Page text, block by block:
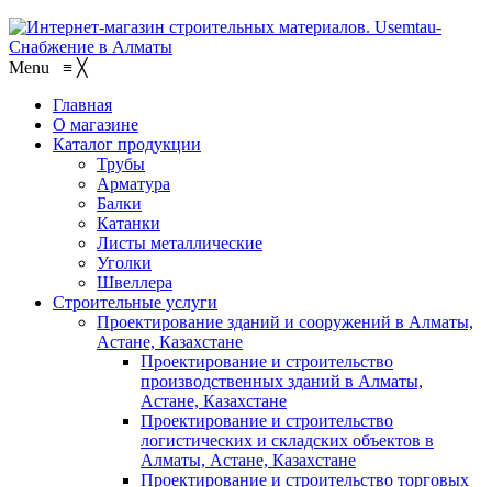
Menu ≡ ╳
Главная
О магазине
Каталог продукции
Трубы
Арматура
Балки
Катанки
Листы металлические
Уголки
Швеллера
Строительные услуги
Проектирование зданий и сооружений в Алматы,
Астане, Казахстане
Проектирование и строительство
производственных зданий в Алматы,
Астане, Казахстане
Проектирование и строительство
логистических и складских объектов в
Алматы, Астане, Казахстане
Проектирование и строительство торговых